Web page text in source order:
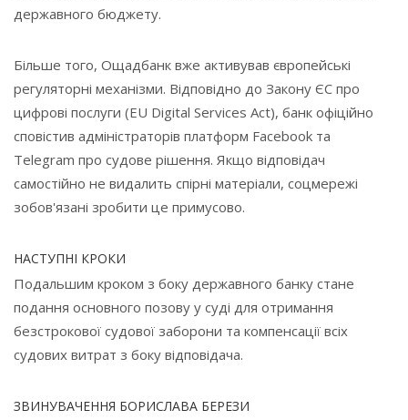
державного бюджету.
Більше того, Ощадбанк вже активував європейські
регуляторні механізми. Відповідно до Закону ЄС про
цифрові послуги (EU Digital Services Act), банк офіційно
сповістив адміністраторів платформ Facebook та
Telegram про судове рішення. Якщо відповідач
самостійно не видалить спірні матеріали, соцмережі
зобов'язані зробити це примусово.
НАСТУПНІ КРОКИ
Подальшим кроком з боку державного банку стане
подання основного позову у суді для отримання
безстрокової судової заборони та компенсації всіх
судових витрат з боку відповідача.
ЗВИНУВАЧЕННЯ БОРИСЛАВА БЕРЕЗИ